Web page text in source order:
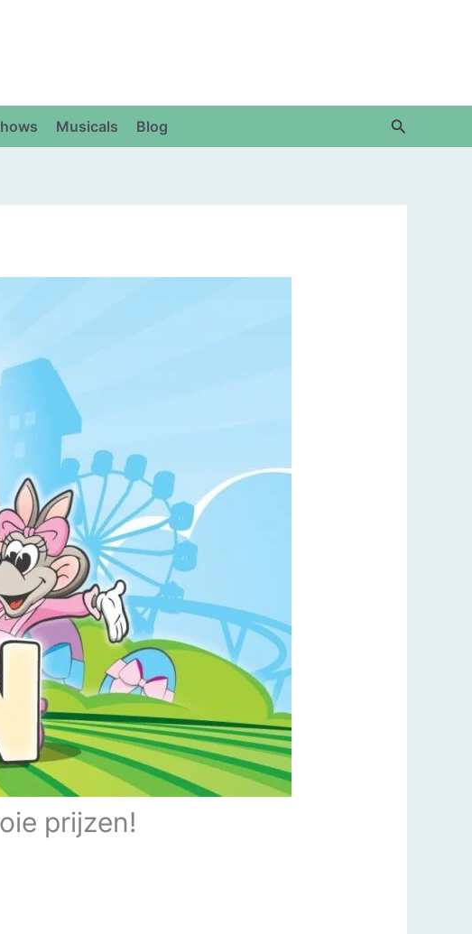
Musicals Blog Zoeken
prijzen!